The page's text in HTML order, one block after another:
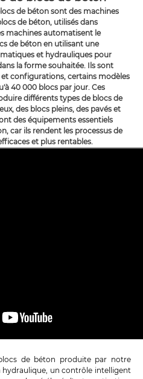
de béton sont des machines
de béton, utilisés dans
machines automatisent le
de béton en utilisant une
et hydrauliques pour
la forme souhaitée. Ils sont
configurations, certains modèles
40 000 blocs par jour. Ces
différents types de blocs de
des blocs pleins, des pavés et
des équipements essentiels
car ils rendent les processus de
et plus rentables.
de béton produite par notre
un contrôle intelligent